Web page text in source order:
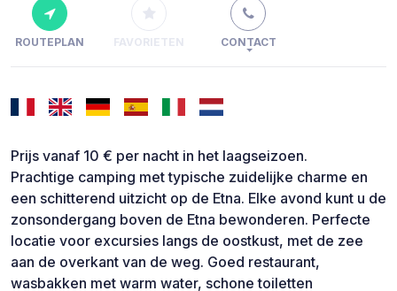
ROUTEPLAN FAVORIETEN CONTACT
Prijs vanaf 10 € per nacht in het laagseizoen.
Prachtige camping met typische zuidelijke charme en
een schitterend uitzicht op de Etna. Elke avond kunt u de
zonsondergang boven de Etna bewonderen. Perfecte
locatie voor excursies langs de oostkust, met de zee
aan de overkant van de weg. Goed restaurant,
wasbakken met warm water, schone toiletten